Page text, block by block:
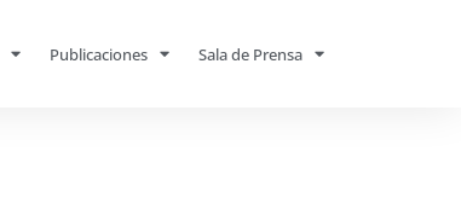
Publicaciones Sala de Prensa